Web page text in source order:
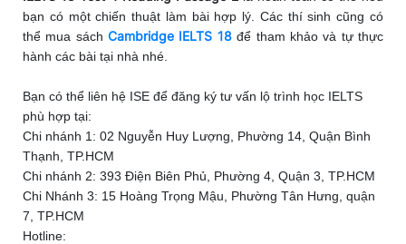
bạn có một chiến thuật làm bài hợp lý. Các thí sinh cũng có
thể mua sáchCambridge IELTS 18để tham khảo và tự thực
hành các bài tại nhà nhé.
Bạn có thể liên hệ ISE để đăng ký tư vấn lộ trình học IELTS
phù hợp tại:
Chi nhánh 1: 02 Nguyễn Huy Lượng, Phường 14, Quận Bình
Thạnh, TP.HCM
Chi nhánh 2: 393 Điện Biên Phủ, Phường 4, Quận 3, TP.HCM
Chi Nhánh 3: 15 Hoàng Trọng Mậu, Phường Tân Hưng, quận
7, TP.HCM
Hotline: